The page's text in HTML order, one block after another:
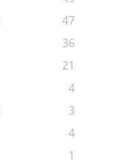
47
36
21
4
3
4
1